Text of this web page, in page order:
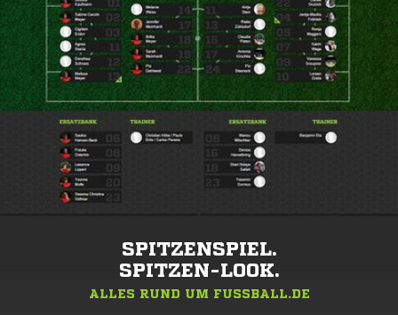
SPITZENSPIEL.
SPITZEN-LOOK.
ALLES RUND UM FUSSBALL.DE